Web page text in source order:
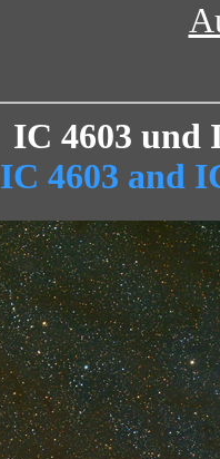
IC 4603 und
IC 4603 and